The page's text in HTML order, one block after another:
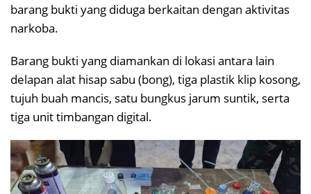
barang bukti yang diduga berkaitan dengan aktivitas
narkoba.
Barang bukti yang diamankan di lokasi antara lain
delapan alat hisap sabu (bong), tiga plastik klip kosong,
tujuh buah mancis, satu bungkus jarum suntik, serta
tiga unit timbangan digital.